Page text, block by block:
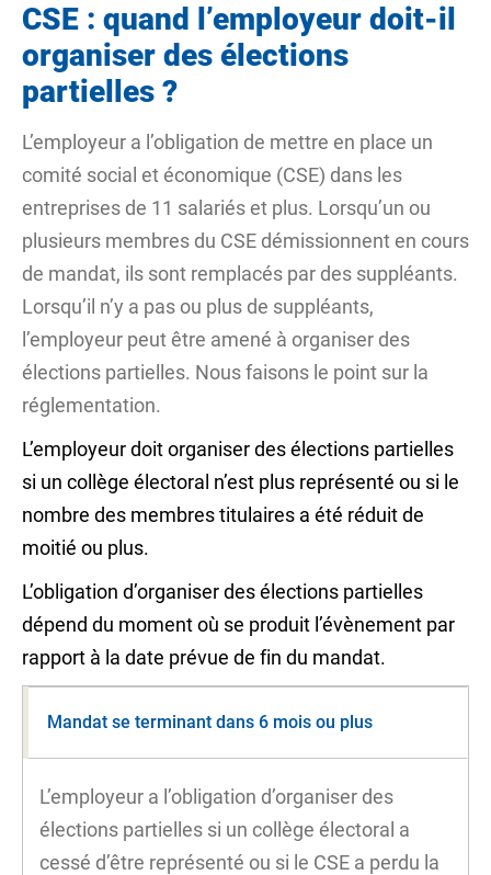
CSE : quand l’employeur doit-il
organiser des élections
partielles ?
L’employeur a l’obligation de mettre en place un
comité social et économique (CSE) dans les
entreprises de 11 salariés et plus. Lorsqu’un ou
plusieurs membres du CSE démissionnent en cours
de mandat, ils sont remplacés par des suppléants.
Lorsqu’il n’y a pas ou plus de suppléants,
l’employeur peut être amené à organiser des
élections partielles. Nous faisons le point sur la
réglementation.
L’employeur doit organiser des élections partielles
si un collège électoral n’est plus représenté ou si le
nombre des membres titulaires a été réduit de
moitié ou plus.
L’obligation d’organiser des élections partielles
dépend du moment où se produit l’évènement par
rapport à la date prévue de fin du mandat.
Mandat se terminant dans 6 mois ou plus
L’employeur a l’obligation d’organiser des
élections partielles si un collège électoral a
cessé d’être représenté ou si le CSE a perdu la